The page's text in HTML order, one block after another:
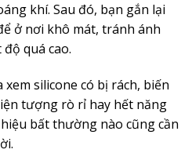
khí. Sau đó, bạn gắn lại
ở nơi khô mát, tránh ánh
quá cao.
xem silicone có bị rách, biến
tượng rò rỉ hay hết năng
bất thường nào cũng cần